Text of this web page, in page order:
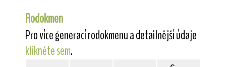
Rodokmen
Pro více generací rodokmenu a detailnější údaje
klikněte sem.